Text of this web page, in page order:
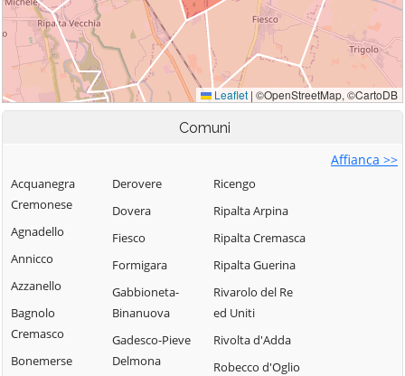
Comuni
Affianca >>
Acquanegra
Cremonese
Agnadello
Annicco
Azzanello
Bagnolo
Cremasco
Bonemerse
Derovere
Dovera
Fiesco
Formigara
Gabbioneta-
Binanuova
Gadesco-Pieve
Delmona
Ricengo
Ripalta Arpina
Ripalta Cremasca
Ripalta Guerina
Rivarolo del Re
ed Uniti
Rivolta d'Adda
Robecco d'Oglio